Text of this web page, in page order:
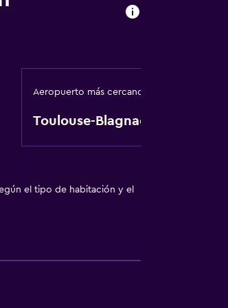
Aeropuerto más cercano
Toulouse-Blagnac
el tipo de habitación y el